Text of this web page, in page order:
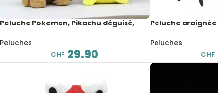
Peluche Pokemon, Pikachu déguisé,
Peluches
CHF 29.90
Peluche
Peluches
CHF